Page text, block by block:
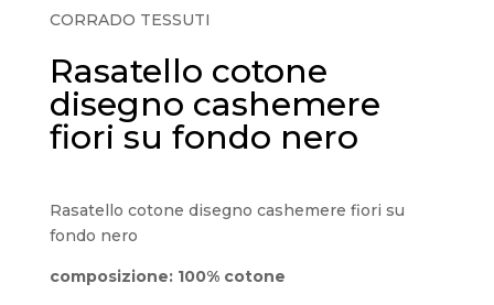
CORRADO TESSUTI
Rasatello cotone
disegno cashemere
fiori su fondo nero
Rasatello cotone disegno cashemere fiori su
fondo nero
composizione: 100% cotone